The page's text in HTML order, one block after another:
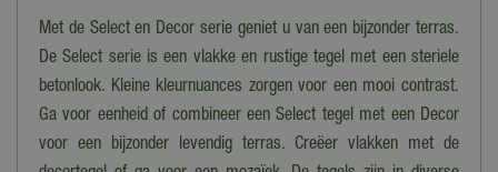
Met de Select en Decor serie geniet u van een bijzonder terras.
De Select serie is een vlakke en rustige tegel met een steriele
betonlook. Kleine kleurnuances zorgen voor een mooi contrast.
Ga voor eenheid of combineer een Select tegel met een Decor
voor een bijzonder levendig terras. Creëer vlakken met de